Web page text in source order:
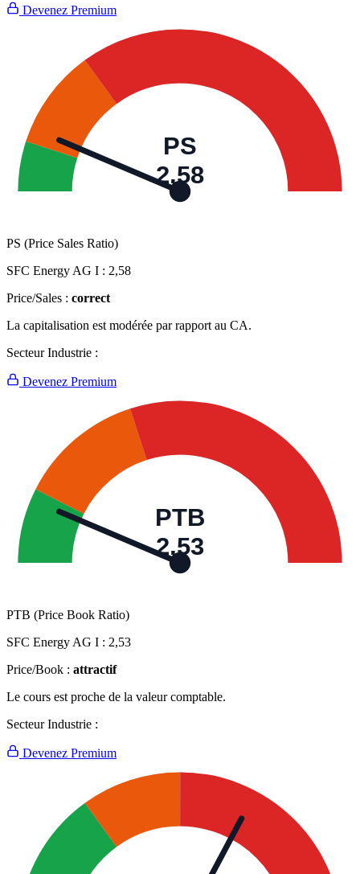
Devenez Premium
PS
2,58
PS (Price Sales Ratio)
SFC Energy AG I : 2,58
Price/Sales : correct
La capitalisation est modérée par rapport au CA.
Secteur Industrie :
Devenez Premium
PTB
2,53
PTB (Price Book Ratio)
SFC Energy AG I : 2,53
Price/Book : attractif
Le cours est proche de la valeur comptable.
Secteur Industrie :
Devenez Premium